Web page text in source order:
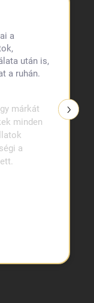
a
után is,
a ruhán.
márkát
minden
a